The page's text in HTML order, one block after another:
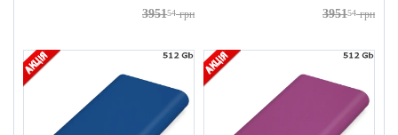
395154 грн 395154 грн